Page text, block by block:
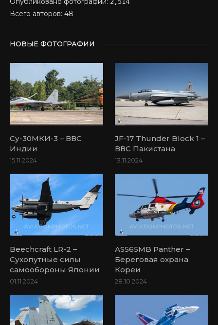
2,514
Всего авторов: 48
НОВЫЕ ФОТОГРАФИИ
Су-30МКИ-3 – ВВС
Индии
15.11.2024
JF-17 Thunder Block 1 –
ВВС Пакистана
13.11.2024
Beechcraft LR-2 –
Сухопутные силы
самообороны Японии
01.11.2024
AS565MB Panther –
Береговая охрана
Кореи
28.10.2024